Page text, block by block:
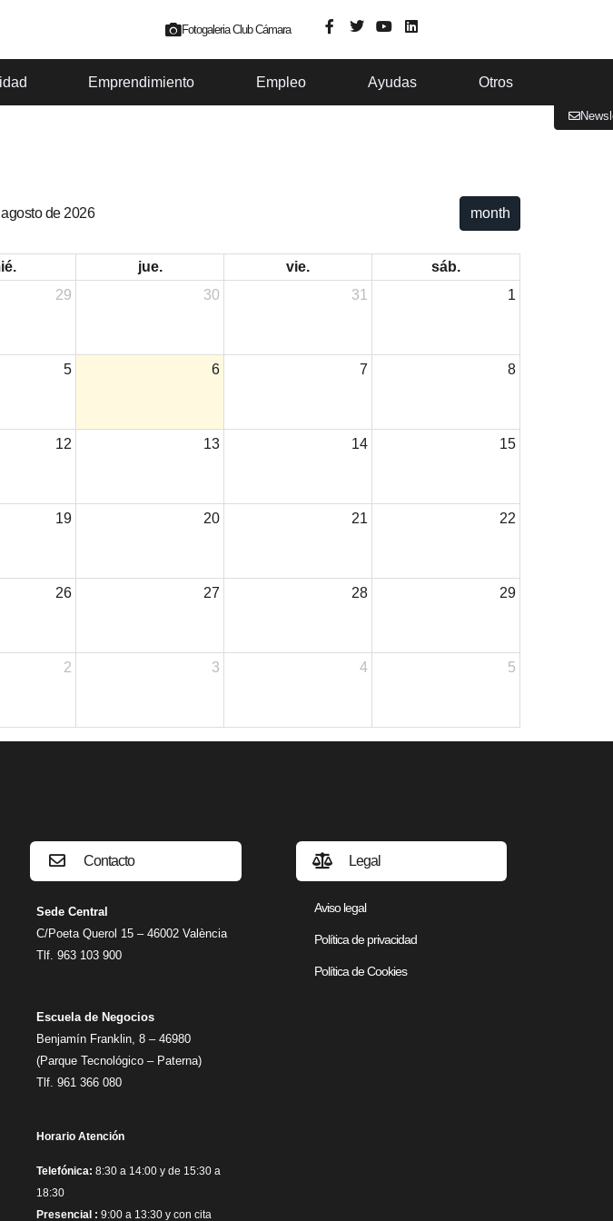
Fotogaleria Club Cámara
Emprendimiento Empleo Ayudas Otros
agosto de 2026 month
jue. vie.
sáb.
29 30 31 1
5 6 7 8
12 13 14 15
19 20 21 22
26 27 28 29
2 3 4 5
Contacto
Sede Central
C/Poeta Querol 15 – 46002 València
Tlf. 963 103 900
Escuela de Negocios
Benjamín Franklin, 8 – 46980
(Parque Tecnológico – Paterna)
Tlf. 961 366 080
Horario Atención
Telefónica: 8:30 a 14:00 y de 15:30 a
18:30
Presencial : 9:00 a 13:30 y con cita
Legal
Aviso legal
Política de privacidad
Política de Cookies